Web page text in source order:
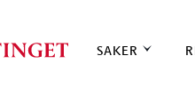
SAKER